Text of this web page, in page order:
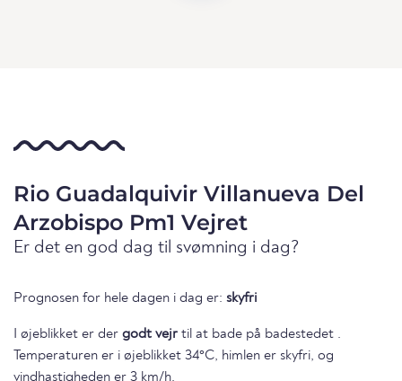
Rio Guadalquivir Villanueva Del
Arzobispo Pm1 Vejret
Er det en god dag til svømning i dag?
Prognosen for hele dagen i dag er: skyfri
I øjeblikket er der godt vejr til at bade på badestedet .
Temperaturen er i øjeblikket 34°C, himlen er skyfri, og
vindhastigheden er 3 km/h.